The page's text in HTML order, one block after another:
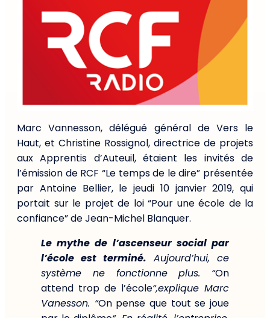
Marc Vannesson, délégué général de Vers le
Haut, et Christine Rossignol, directrice de projets
aux Apprentis d’Auteuil, étaient les invités de
l’émission de RCF “Le temps de le dire” présentée
par Antoine Bellier, le jeudi 10 janvier 2019, qui
portait sur le projet de loi “Pour une école de la
confiance” de Jean-Michel Blanquer.
Le mythe de l’ascenseur social par
l’école est terminé. Aujourd’hui, ce
système ne fonctionne plus. “On
attend trop de l’école“,explique Marc
Vanesson. “On pense que tout se joue